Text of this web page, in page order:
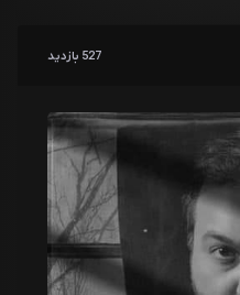
527 بازدید